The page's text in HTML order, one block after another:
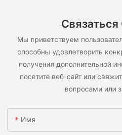
Мы приветствуем
способны удовлетворить
получения дополнительной
посетите веб-сайт или
вопросами или
Имя